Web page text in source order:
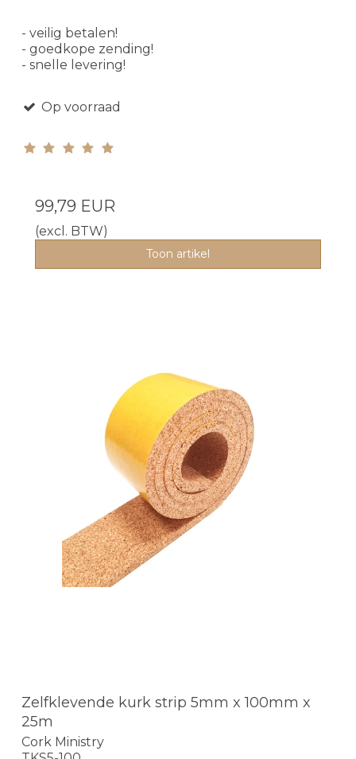
- veilig betalen!
- goedkope zending!
- snelle levering!
Op voorraad
99,79 EUR
(excl. BTW)
Toon artikel
Zelfklevende kurk strip 5mm x 100mm x
25m
Cork Ministry